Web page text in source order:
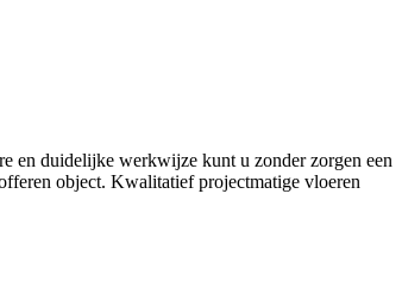
en duidelijke werkwijze kunt u zonder zorgen een
object. Kwalitatief projectmatige vloeren